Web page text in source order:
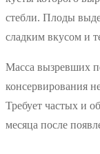
стебли. Плоды
сладким вкусом и
Масса вызревших
консервирования
Требует частых и
месяца после